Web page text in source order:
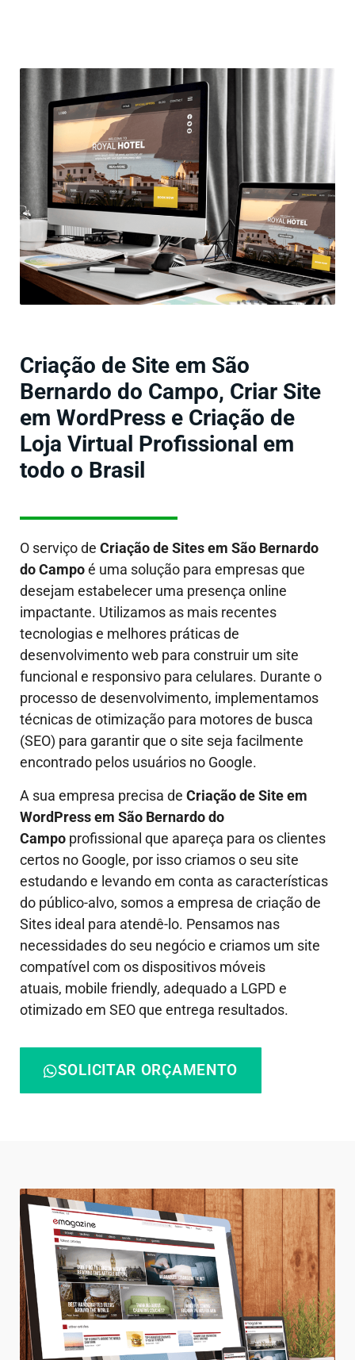
Criação de Site em São
Bernardo do Campo, Criar Site
em WordPress e Criação de
Loja Virtual Profissional em
todo o Brasil
O serviço de Criação de Sites em São Bernardo
do Campoé uma solução para empresas que
desejam estabelecer uma presença online
impactante. Utilizamos as mais recentes
tecnologias e melhores práticas de
desenvolvimento web para construir um site
funcional e responsivo para celulares. Durante o
processo de desenvolvimento, implementamos
técnicas de otimização para motores de busca
(SEO) para garantir que o site seja facilmente
encontrado pelos usuários no Google.
A sua empresa precisa de Criação de Site em
WordPress em São Bernardo do
Campo profissional que apareça para os clientes
certos no Google, por isso criamos o seu site
estudando e levando em conta as características
do público-alvo, somos a empresa de criação de
Sites ideal para atendê-lo. Pensamos nas
necessidades do seu negócio e criamos um site
compatível com os dispositivos móveis
atuais, mobile friendly, adequado a LGPD e
otimizado em SEO que entrega resultados.
SOLICITAR ORÇAMENTO